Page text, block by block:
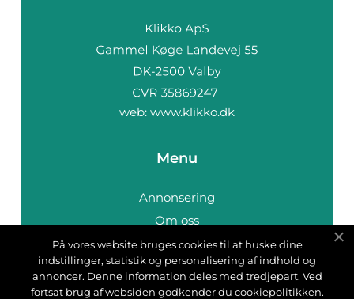
web: www.klikko.dk
Menu
Annonsering
Om oss
Cookies
Kontakta oss
Sitemap
På vores website bruges cookies til at huske dine
indstillinger, statistik og personalisering af indhold og
annoncer. Denne information deles med tredjepart. Ved
fortsat brug af websiden godkender du cookiepolitikken.